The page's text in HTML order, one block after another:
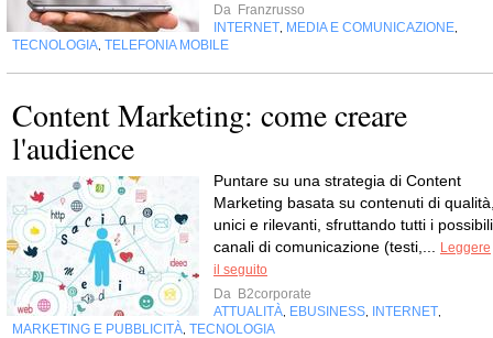
Da Franzrusso
INTERNET MEDIA E COMUNICAZIONE
TECNOLOGIA TELEFONIA MOBILE
Content Marketing: come creare
l'audience
Puntare su una strategia di Content
Marketing basata su contenuti di
unici e rilevanti, sfruttando tutti i possibili
canali di comunicazione (testi,...
Leggere
il seguito
Da B2corporate
ATTUALITÀ EBUSINESS INTERNET
MARKETING E PUBBLICITÀ TECNOLOGIA